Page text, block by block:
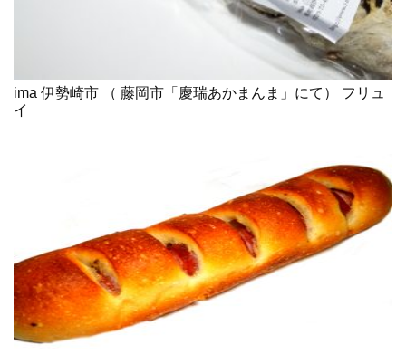
ima 伊勢崎市 （ 藤岡市「慶瑞あかまんま」にて） フリュ
イ